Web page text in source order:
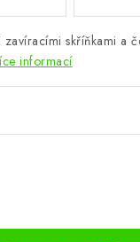
Reklamace a
zavíracími skříňkami a
informací